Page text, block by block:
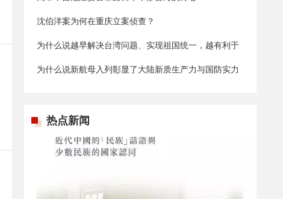
沈伯洋案为何在重庆立案侦查？
为什么说越早解决台湾问题、实现祖国统一，越有利于
为什么说新航母入列彰显了大陆新质生产力与国防实力
热点新闻